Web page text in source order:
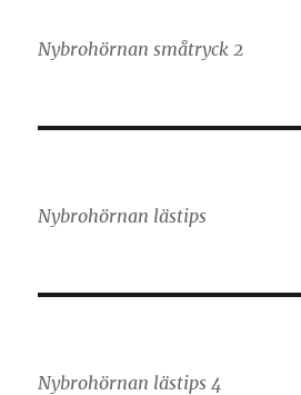
Nybrohörnan småtryck 2
Nybrohörnan lästips
Nybrohörnan lästips 4